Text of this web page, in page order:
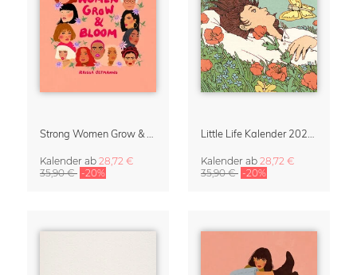
Strong Women Grow & Bloom Kalender 2027
Kalender ab 28,72 €
35,90 € -20%
Little Life Kalender 2027 von Simone Goder
Kalender ab 28,72 €
35,90 € -20%